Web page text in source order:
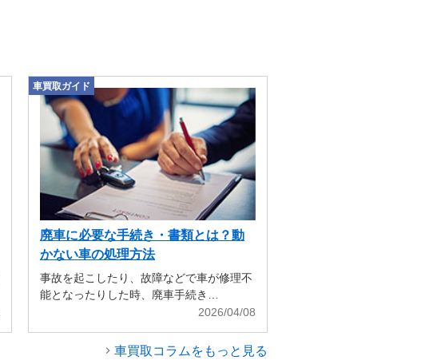
車買取ガイド
廃車に必要な手続き・書類とは？動
かない車の処理方法
事故を起こしたり、故障などで車が修理不
能となったりした時、廃車手続き…
2026/04/08
車買取コラムをもっと見る